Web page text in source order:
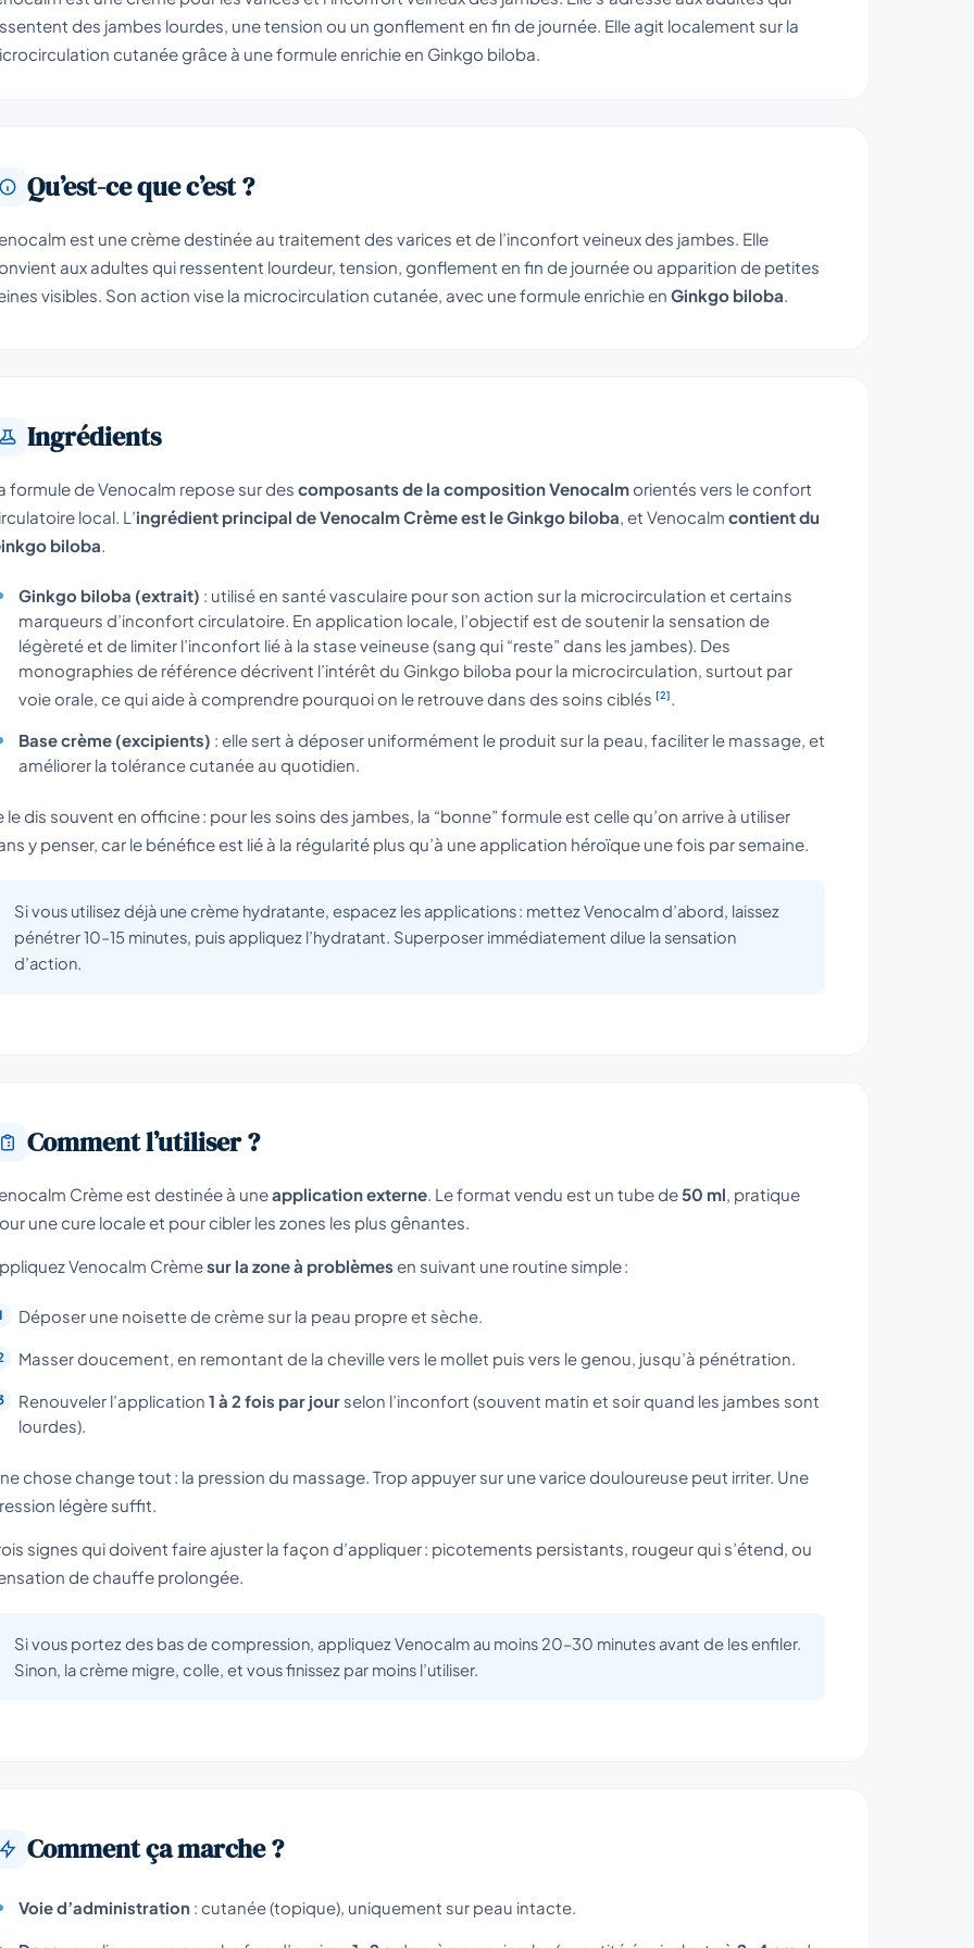
des jambes lourdes, une tension ou un gonflement en fin de journée. Elle agit localement sur la
cutanée grâce à une formule enrichie en Ginkgo biloba.
Qu’est-ce que c’est ?
est une crème destinée au traitement des varices et de l’inconfort veineux des jambes. Elle
aux adultes qui ressentent lourdeur, tension, gonflement en fin de journée ou apparition de petites
visibles. Son action vise la microcirculation cutanée, avec une formule enrichie en Ginkgo biloba
Ingrédients
formule de Venocalm repose sur des composants de la composition Venocalm orientés vers le confort
local. L’ingrédient principal de Venocalm Crème est le Ginkgo biloba , et Venocalm contient du
biloba
Ginkgo biloba (extrait) : utilisé en santé vasculaire pour son action sur la microcirculation et certains
marqueurs d’inconfort circulatoire. En application locale, l’objectif est de soutenir la sensation de
légèreté et de limiter l’inconfort lié à la stase veineuse (sang qui “reste” dans les jambes). Des
monographies de référence décrivent l’intérêt du Ginkgo biloba pour la microcirculation, surtout par
voie orale, ce qui aide à comprendre pourquoi on le retrouve dans des soins ciblés [2]
Base crème (excipients) : elle sert à déposer uniformément le produit sur la peau, faciliter le massage, et
améliorer la tolérance cutanée au quotidien.
le dis souvent en officine : pour les soins des jambes, la “bonne” formule est celle qu’on arrive à utiliser
y penser, car le bénéfice est lié à la régularité plus qu’à une application héroïque une fois par semaine.
Si vous utilisez déjà une crème hydratante, espacez les applications : mettez Venocalm d’abord, laissez
pénétrer 10–15 minutes, puis appliquez l’hydratant. Superposer immédiatement dilue la sensation
d’action.
Comment l’utiliser ?
Crème est destinée à uneapplication externe. Le format vendu est un tube de50 ml, pratique
une cure locale et pour cibler les zones les plus gênantes.
Venocalm Crèmesur la zone à problèmesen suivant une routine simple :
Déposer une noisette de crème sur la peau propre et sèche.
Masser doucement, en remontant de la cheville vers le mollet puis vers le genou, jusqu’à pénétration.
Renouveler l’application 1 à 2 fois par jour selon l’inconfort (souvent matin et soir quand les jambes sont
lourdes).
chose change tout : la pression du massage. Trop appuyer sur une varice douloureuse peut irriter. Une
légère suffit.
signes qui doivent faire ajuster la façon d’appliquer : picotements persistants, rougeur qui s’étend, ou
de chauffe prolongée.
Si vous portez des bas de compression, appliquez Venocalm au moins 20–30 minutes avant de les enfiler.
Sinon, la crème migre, colle, et vous finissez par moins l’utiliser.
Comment ça marche ?
Voie d’administration : cutanée (topique), uniquement sur peau intacte.